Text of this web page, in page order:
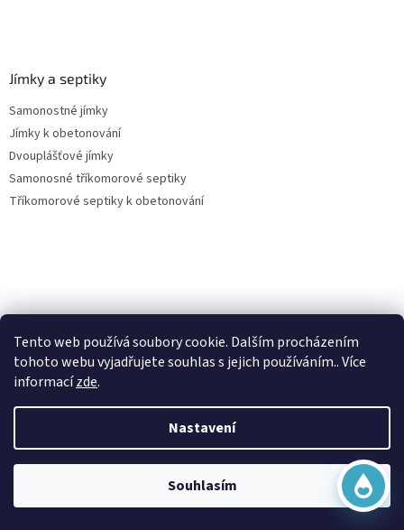
Tento web používá soubory cookie. Dalším procházením
tohoto webu vyjadřujete souhlas s jejich používáním.. Více
informacízde.
Nastavení
Souhlasím
Jímky a septiky
Samonostné jímky
Jímky k obetonování
Dvouplášťové jímky
Samonosné tříkomorové septiky
Tříkomorové septiky k obetonování
Kontakty
Posouzení nároku na dotaci dešťovka
O nás
Ochrana osobních údajů
Online
Začít konverzaci